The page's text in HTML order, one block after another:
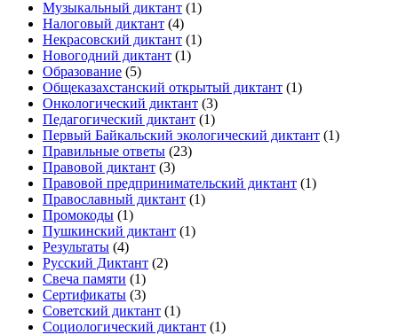
Музыкальный диктант (1)
Налоговый диктант (4)
Некрасовский диктант (1)
Новогодний диктант (1)
Образование (5)
Общеказахстанский открытый диктант (1)
Онкологический диктант (3)
Педагогический диктант (1)
Первый Байкальский экологический диктант (1)
Правильные ответы (23)
Правовой диктант (3)
Правовой предпринимательский диктант (1)
Православный диктант (1)
Промокоды (1)
Пушкинский диктант (1)
Результаты (4)
Русский Диктант (2)
Свеча памяти (1)
Сертификаты (3)
Советский диктант (1)
Социологический диктант (1)